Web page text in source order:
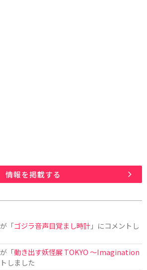
情報を掲載する
「ゴジラ音声目覚まし時計」にコメントし
「動き出す妖怪展 TOKYO 〜Imagination
しました